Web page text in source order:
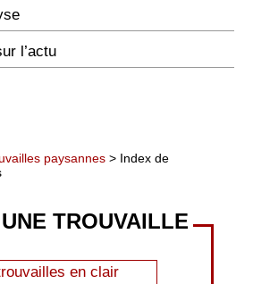
l’actu
paysannes > Index de
TROUVAILLE
en clair